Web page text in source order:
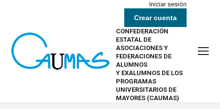
Iniciar sesión
Crear cuenta
CONFEDERACIÓN
ESTATAL DE
ASOCIACIONES Y
FEDERACIONES DE
ALUMNOS
Y EXALUMNOS DE LOS
PROGRAMAS
UNIVERSITARIOS DE
MAYORES (CAUMAS)